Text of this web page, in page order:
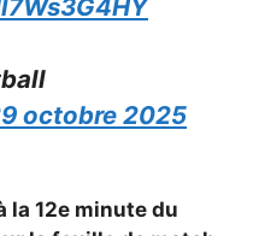
octobre 2025
la 12e minute du